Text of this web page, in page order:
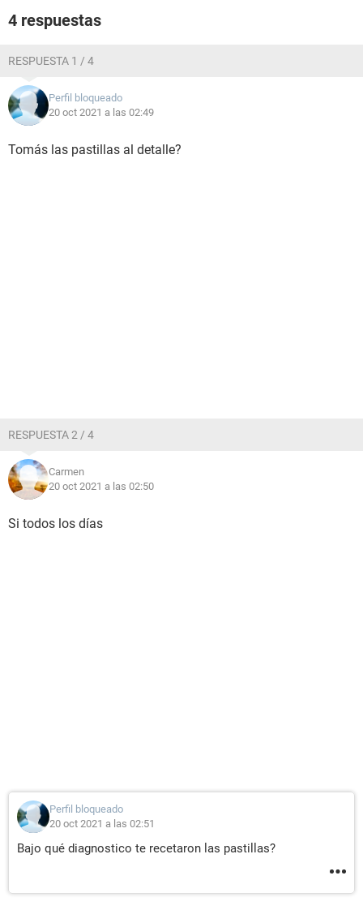
4 respuestas
RESPUESTA 1 / 4
Perfil bloqueado
20 oct 2021 a las 02:49
Tomás las pastillas al detalle?
RESPUESTA 2 / 4
Carmen
20 oct 2021 a las 02:50
Si todos los días
Perfil bloqueado
20 oct 2021 a las 02:51
Bajo qué diagnostico te recetaron las pastillas?